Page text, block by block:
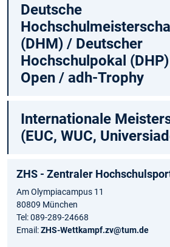
Deutsche
(DHM) / Deutscher
Hochschulpokal
Open / adh-Trophy
Internationale
(EUC, WUC,
ZHS - Zentraler
Am Olympiacampus 11
80809 München
Tel: 089-289-24668
Email:ZHS-Wettkampf.zv@tum.de